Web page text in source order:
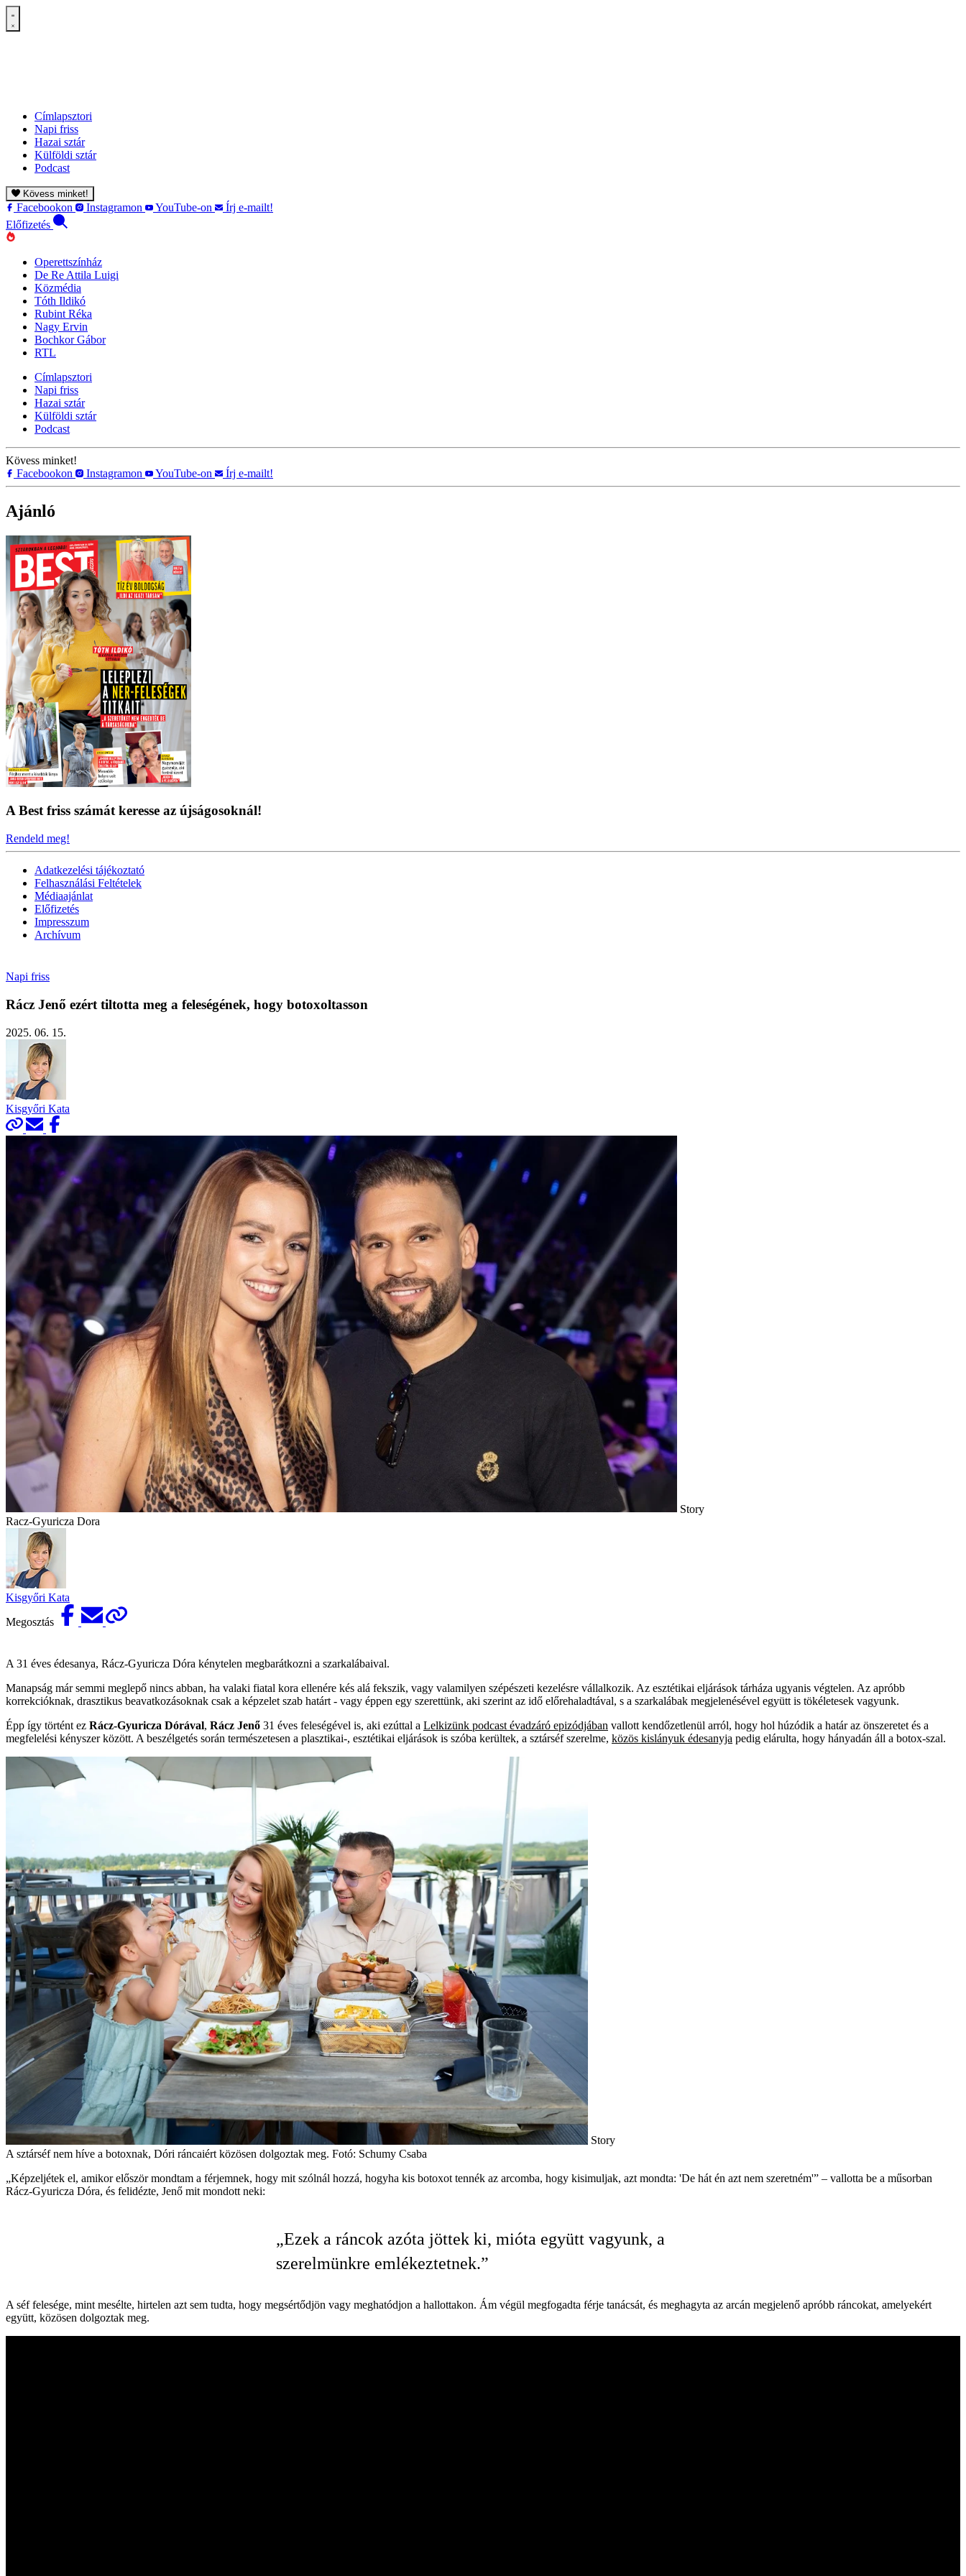
Címlapsztori
Napi friss
Hazai sztár
Külföldi sztár
Podcast
Kövess minket!
Facebookon Instagramon YouTube-on
Írj e-mailt!
Előfizetés
Operettszínház
De Re Attila Luigi
Közmédia
Tóth Ildikó
Rubint Réka
Nagy Ervin
Bochkor Gábor
RTL
Címlapsztori
Napi friss
Hazai sztár
Külföldi sztár
Podcast
Kövess minket!
Facebookon
Instagramon YouTube-on Írj e-mailt!
Ajánló
A Best friss számát keresse az újságosoknál!
Rendeld meg!
Adatkezelési tájékoztató
Felhasználási Feltételek
Médiaajánlat
Előfizetés
Impresszum
Archívum
Napi friss
Rácz Jenő ezért tiltotta meg a feleségének, hogy botoxoltasson
2025. 06. 15.
Kisgyőri Kata
Story
Racz-Gyuricza Dora
Kisgyőri Kata
Megosztás
A 31 éves édesanya, Rácz-Gyuricza Dóra kénytelen megbarátkozni a szarkalábaival.
Manapság már semmi meglepő nincs abban, ha valaki fiatal kora ellenére kés alá fekszik, vagy valamilyen szépészeti kezelésre vállalkozik. Az esztétikai eljárások tárháza ugyanis végtelen. Az apróbb
korrekcióknak, drasztikus beavatkozásoknak csak a képzelet szab határt - vagy éppen egy szerettünk, aki szerint az idő előrehaladtával, s a szarkalábak megjelenésével együtt is tökéletesek vagyunk.
Épp így történt ez Rácz-Gyuricza Dórával, Rácz Jenő 31 éves feleségével is, aki ezúttal a Lelkizünk podcast évadzáró epizódjában vallott kendőzetlenül arról, hogy hol húzódik a határ az önszeretet és a
megfelelési kényszer között. A beszélgetés során természetesen a plasztikai-, esztétikai eljárások is szóba kerültek, a sztárséf szerelme, közös kislányuk édesanyja pedig elárulta, hogy hányadán áll a botox-szal.
Story
A sztárséf nem híve a botoxnak, Dóri ráncaiért közösen dolgoztak meg. Fotó: Schumy Csaba
„Képzeljétek el, amikor először mondtam a férjemnek, hogy mit szólnál hozzá, hogyha kis botoxot tennék az arcomba, hogy kisimuljak, azt mondta: 'De hát én azt nem szeretném'” – vallotta be a műsorban
Rácz-Gyuricza Dóra, és felidézte, Jenő mit mondott neki:
„Ezek a ráncok azóta jöttek ki, mióta együtt vagyunk, a
szerelmünkre emlékeztetnek.”
A séf felesége, mint mesélte, hirtelen azt sem tudta, hogy megsértődjön vagy meghatódjon a hallottakon. Ám végül megfogadta férje tanácsát, és meghagyta az arcán megjelenő apróbb ráncokat, amelyekért
együtt, közösen dolgoztak meg.